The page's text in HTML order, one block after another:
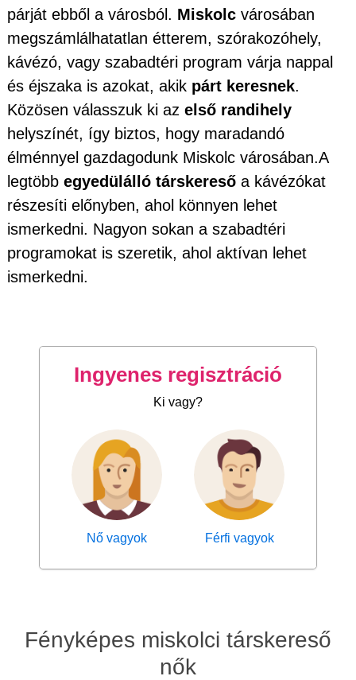
párját ebből a városból. Miskolc városában
megszámlálhatatlan étterem, szórakozóhely,
kávézó, vagy szabadtéri program várja nappal
és éjszaka is azokat, akik párt keresnek.
Közösen válasszuk ki az első randihely
helyszínét, így biztos, hogy maradandó
élménnyel gazdagodunk Miskolc városában.A
legtöbb egyedülálló társkereső a kávézókat
részesíti előnyben, ahol könnyen lehet
ismerkedni. Nagyon sokan a szabadtéri
programokat is szeretik, ahol aktívan lehet
ismerkedni.
Ingyenes regisztráció
Ki vagy?
Nő vagyok Férfi vagyok
Fényképes miskolci társkereső
nők